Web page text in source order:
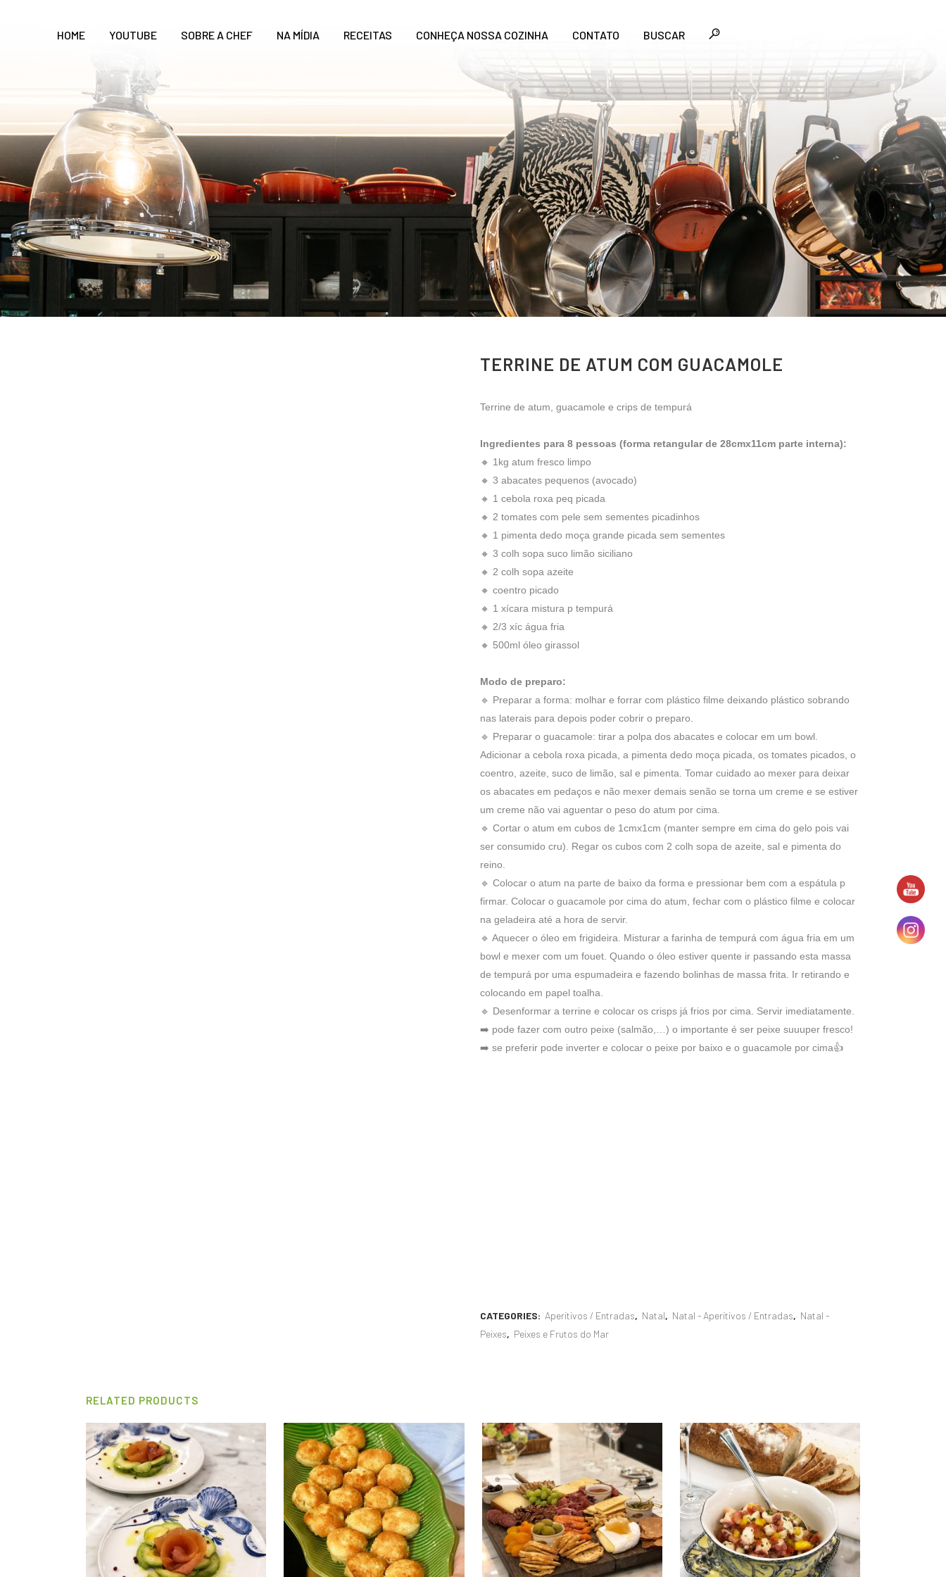
HOME YOUTUBE SOBRE A CHEF NA MÍDIA RECEITAS CONHEÇA NOSSA COZINHA CONTATO BUSCAR
TERRINE DE ATUM COM GUACAMOLE
Terrine de atum, guacamole e crips de tempurá
Ingredientes para 8 pessoas (forma retangular de 28cmx11cm parte interna):
🔸 1kg atum fresco limpo
🔸 3 abacates pequenos (avocado)
🔸 1 cebola roxa peq picada
🔸 2 tomates com pele sem sementes picadinhos
🔸 1 pimenta dedo moça grande picada sem sementes
🔸 3 colh sopa suco limão siciliano
🔸 2 colh sopa azeite
🔸 coentro picado
🔸 1 xícara mistura p tempurá
🔸 2/3 xíc água fria
🔸 500ml óleo girassol
Modo de preparo:
🔹 Preparar a forma: molhar e forrar com plástico filme deixando plástico sobrando
nas laterais para depois poder cobrir o preparo.
🔹 Preparar o guacamole: tirar a polpa dos abacates e colocar em um bowl.
Adicionar a cebola roxa picada, a pimenta dedo moça picada, os tomates picados, o
coentro, azeite, suco de limão, sal e pimenta. Tomar cuidado ao mexer para deixar
os abacates em pedaços e não mexer demais senão se torna um creme e se estiver
um creme não vai aguentar o peso do atum por cima.
🔹 Cortar o atum em cubos de 1cmx1cm (manter sempre em cima do gelo pois vai
ser consumido cru). Regar os cubos com 2 colh sopa de azeite, sal e pimenta do
reino.
🔹 Colocar o atum na parte de baixo da forma e pressionar bem com a espátula p
firmar. Colocar o guacamole por cima do atum, fechar com o plástico filme e colocar
na geladeira até a hora de servir.
🔹 Aquecer o óleo em frigideira. Misturar a farinha de tempurá com água fria em um
bowl e mexer com um fouet. Quando o óleo estiver quente ir passando esta massa
de tempurá por uma espumadeira e fazendo bolinhas de massa frita. Ir retirando e
colocando em papel toalha.
🔹 Desenformar a terrine e colocar os crisps já frios por cima. Servir imediatamente.
➡️ pode fazer com outro peixe (salmão,…) o importante é ser peixe suuuper fresco!
➡️ se preferir pode inverter e colocar o peixe por baixo e o guacamole por cima👍
CATEGORIES: Aperitivos / Entradas, Natal, Natal - Aperitivos / Entradas, Natal -
Peixes, Peixes e Frutos do Mar
RELATED PRODUCTS